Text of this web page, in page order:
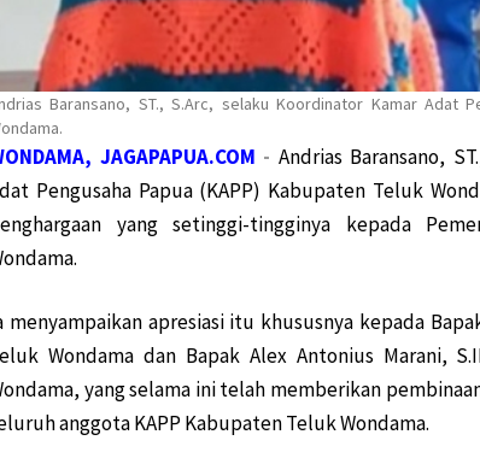
Baransano, ST., S.Arc, selaku Koordinator Kamar Adat
JAGAPAPUA.COM - Andrias Baransano,
Pengusaha Papua (KAPP) Kabupaten Teluk
yang setinggi-tingginya kepada
menyampaikan apresiasi itu khususnya kepada
Wondama dan Bapak Alex Antonius Marani,
yang selama ini telah memberikan
anggota KAPP Kabupaten Teluk Wondama.